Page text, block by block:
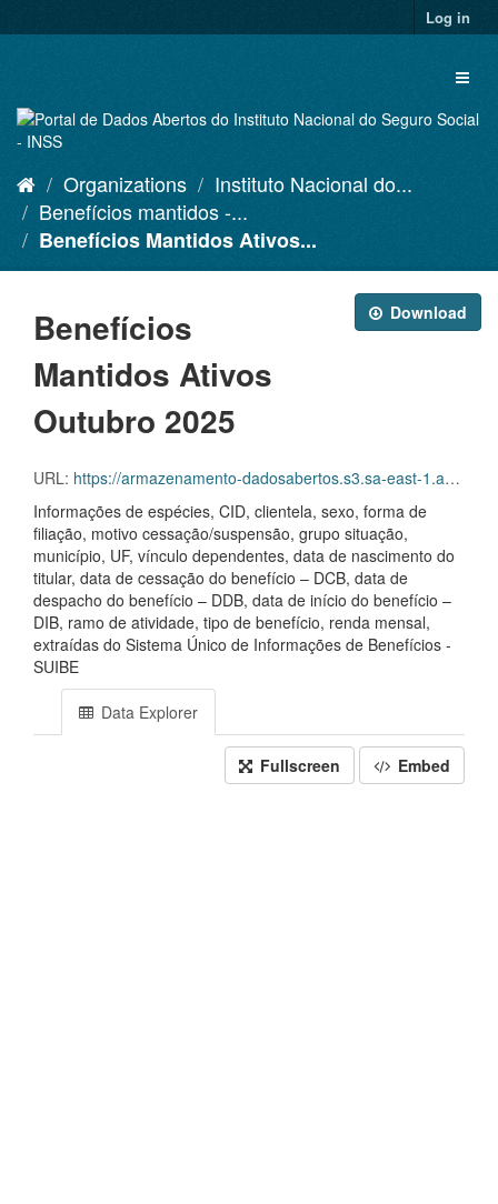
to
Log in
Organizations
Instituto Nacional do...
Benefícios mantidos -...
Benefícios Mantidos Ativos...
Download
Benefícios
Mantidos Ativos
Outubro 2025
URL: https://armazenamento-dadosabertos.s3.sa-east-1.amazonaws.com/PDA_2025_2027/Grupos_de_dados/Benef%C3%ADcios+mantidos/D.SDA.PDA.004.MANATIVOS.202510.CVS.ZIP
Informações de espécies, CID, clientela, sexo, forma de
filiação, motivo cessação/suspensão, grupo situação,
município, UF, vínculo dependentes, data de nascimento do
titular, data de cessação do benefício – DCB, data de
despacho do benefício – DDB, data de início do benefício –
DIB, ramo de atividade, tipo de benefício, renda mensal,
extraídas do Sistema Único de Informações de Benefícios -
SUIBE
Data Explorer
Fullscreen Embed